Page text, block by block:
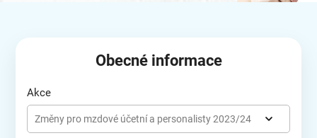
Obecné informace
Akce
Změny pro mzdové účetní a personalisty 2023/24